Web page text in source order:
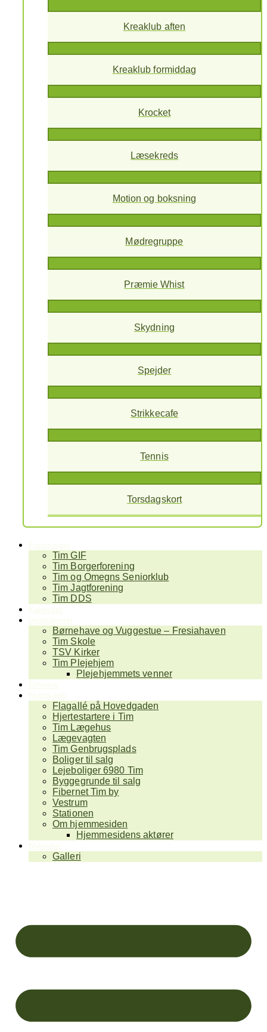
Kreaklub aften
Kreaklub formiddag
Krocket
Læsekreds
Motion og boksning
Mødregruppe
Præmie Whist
Skydning
Spejder
Strikkecafe
Tennis
Torsdagskort
Tim GIF
Tim Borgerforening
Tim og Omegns Seniorklub
Tim Jagtforening
Tim DDS
Børnehave og Vuggestue – Fresiahaven
Tim Skole
TSV Kirker
Tim Plejehjem
Plejehjemmets venner
Flagallé på Hovedgaden
Hjertestartere i Tim
Tim Lægehus
Lægevagten
Tim Genbrugsplads
Boliger til salg
Lejeboliger 6980 Tim
Byggegrunde til salg
Fibernet Tim by
Vestrum
Stationen
Om hjemmesiden
Hjemmesidens aktører
Galleri